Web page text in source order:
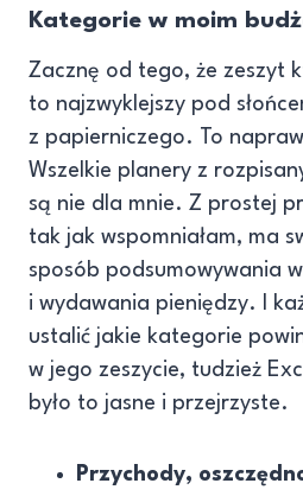
Kategorie w moim
Zacznę od tego, że zeszyt
to najzwyklejszy pod
z papierniczego. To
Wszelkie planery z
są nie dla mnie. Z prostej
tak jak wspomniałam, ma
sposób podsumowywania
i wydawania pieniędzy. I
ustalić jakie kategorie
w jego zeszycie, tudzież
było to jasne i przejrzyste.
Przychody,